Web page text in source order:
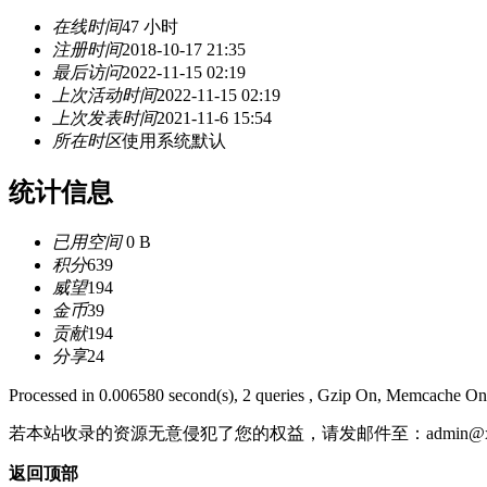
在线时间47 小时
注册时间2018-10-17 21:35
最后访问2022-11-15 02:19
上次活动时间2022-11-15 02:19
上次发表时间2021-11-6 15:54
所在时区使用系统默认
统计信息
已用空间0 B
积分639
威望194
金币39
贡献194
分享24
Processed in 0.006580 second(s), 2 queries , Gzip On, Memcache
若本站收录的资源无意侵犯了您的权益，请发邮件至：
返回顶部